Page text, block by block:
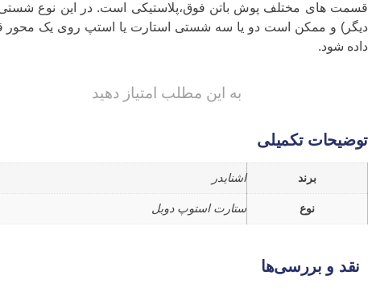
قسمت های مختلف پوش باتن فوق،پلاستیکی است. در این نوع
دیگر) و ممکن است دو یا سه شستی استارت یا استپ روی یک محور
داده شود.
به این مطلب امتیاز دهید
توضیحات تکمیلی
برند اشنایدر
نوع ستارت استوپ دوبل
نقد و بررسی‌ها